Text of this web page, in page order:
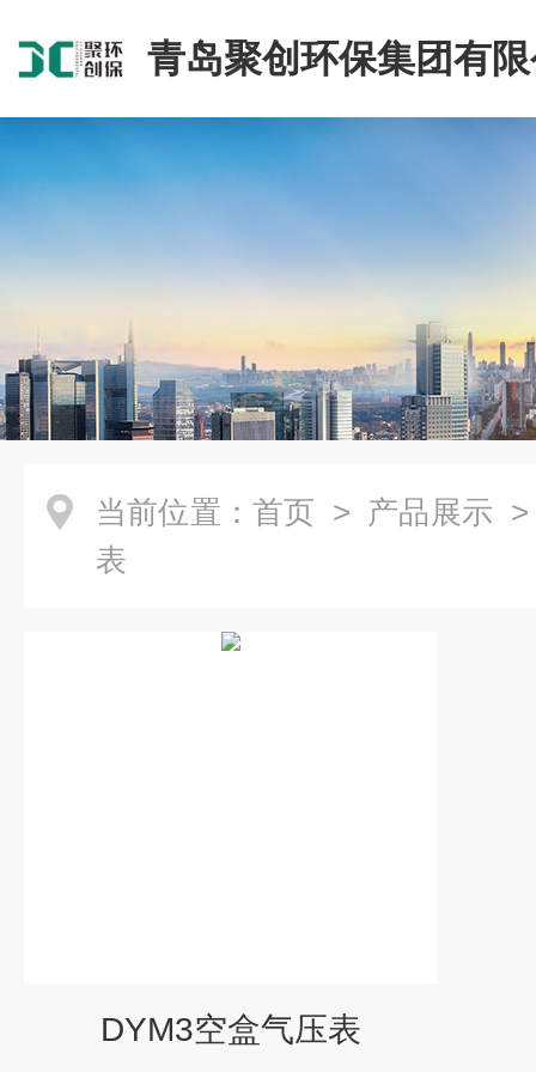
青岛聚创环保集团有
当前位置： 首页 > 产品展示
表
DYM3空盒气压表